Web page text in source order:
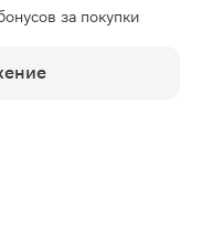
за покупки